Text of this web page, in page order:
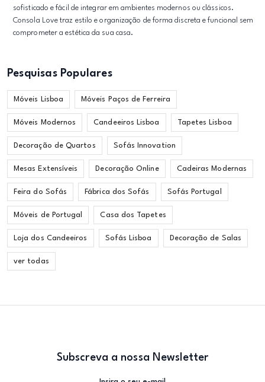
sofisticado e fácil de integrar em ambientes modernos ou clássicos.
Consola Love traz estilo e organização de forma discreta e funcional sem
comprometer a estética da sua casa.
Pesquisas Populares
Móveis Lisboa Móveis Paços de Ferreira
Móveis Modernos Candeeiros Lisboa Tapetes Lisboa
Decoração de Quartos Sofás Innovation
Mesas Extensíveis Decoração Online Cadeiras Modernas
Feira do Sofás Fábrica dos Sofás Sofás Portugal
Móveis de Portugal Casa dos Tapetes
Loja dos Candeeiros Sofás Lisboa Decoração de Salas
ver todas
Subscreva a nossa Newsletter